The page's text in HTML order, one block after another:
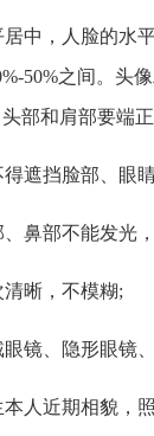
中，人脸的水
50%之间。头
部和肩部要端
遮挡脸部、眼
鼻部不能发光
晰，不模糊;
镜、隐形眼镜
人近期相貌，